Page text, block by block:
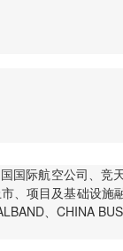
际航空公司、竞
项目及基础设
、CHINA